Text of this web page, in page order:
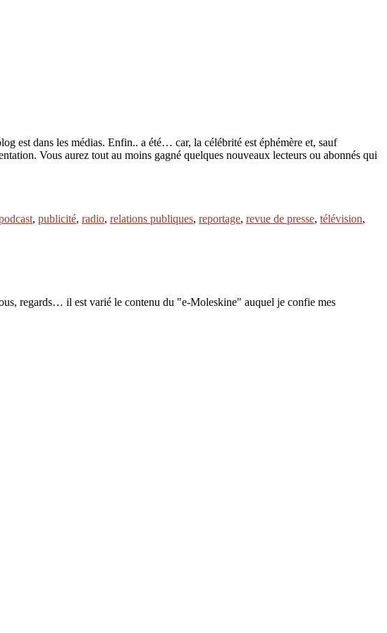
est dans les médias. Enfin.. a été… car, la célébrité est éphémère et, sauf
Vous aurez tout au moins gagné quelques nouveaux lecteurs ou abonnés qui
, publicité, radio, relations publiques, reportage, revue de presse, télévision,
regards… il est varié le contenu du "e-Moleskine" auquel je confie mes